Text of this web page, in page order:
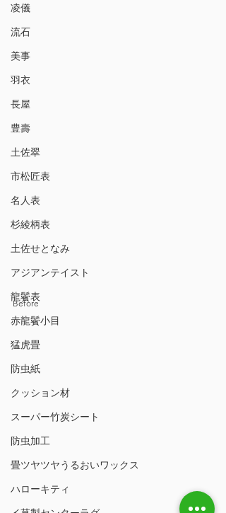
凌儀
流石
美事
羽衣
長屋
豊壽
土佐翠
市松匠表
名人表
杉綾柄表
土佐せとなみ
アジアンテイスト
龍鬢表
赤龍鬢小目
猛虎畳
防虫紙
クッション材
スーパー竹炭シート
防虫加工
畳ツヤツヤうるおいワックス
ハローキティ
Before